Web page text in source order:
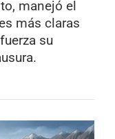
manejó el
más claras
su